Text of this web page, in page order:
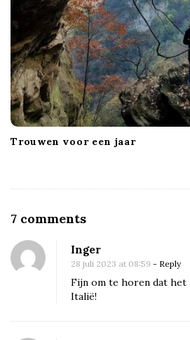
Trouwen voor een jaar
7 commentsO
E
t
Inger
28 juli 2023 at 08:59 - Reply
Fijn om te horen dat het
Italië!